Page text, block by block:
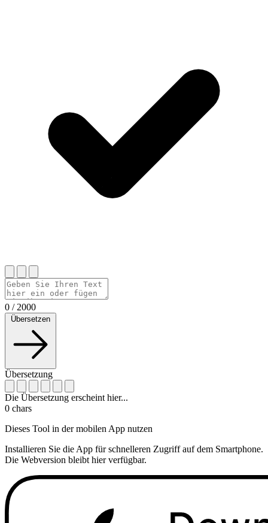
0 / 2000
Übersetzen
Übersetzung
Die Übersetzung erscheint hier...
0 chars
Dieses Tool in der mobilen App nutzen
Installieren Sie die App für schnelleren Zugriff auf dem Smartphone.
Die Webversion bleibt hier verfügbar.